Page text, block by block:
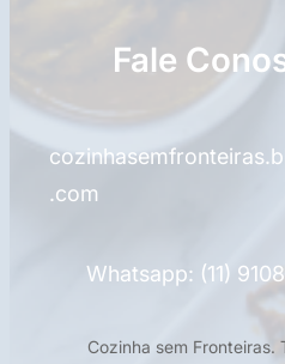
Fale
.com
Whatsapp: (11)
Cozinha sem Fronteiras.